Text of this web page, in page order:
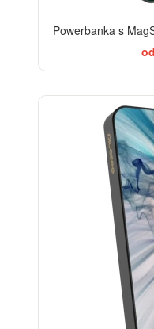
Powerbanka s